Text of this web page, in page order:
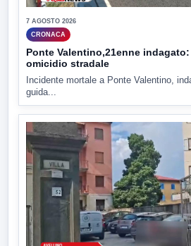
7 AGOSTO 2026
CRONACA
Ponte Valentino,21enne
omicidio stradale
Incidente mortale a Ponte Valentino,
guida...